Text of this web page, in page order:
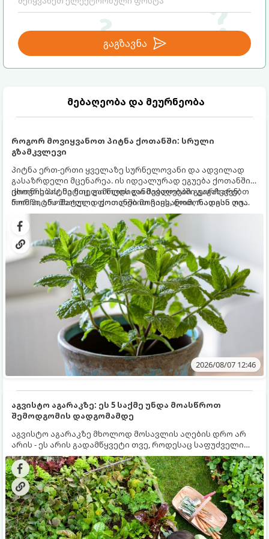
გაგზავნა
მებაღეობა და მეურნეობა
როგორ მოვიყვანოთ პიტნა ქოთანში: სრული
გზამკვლევი
პიტნა ერთ-ერთი ყველაზე სურნელოვანი და ადვილად
გასაზრდელი მცენარეა. ის იდეალურად ეგუება ქოთანში
ცხოვრებას, მეტიც, გამოცდილი მებაღეები გვირჩევენ,
რომ პიტნა მხოლოდ ქოთანში მოვიყვანოთ, რადგან ღია
გრუნტში (ბაღში) დარგვისას ის ფესვებით ძალიან
სწრაფად ვრცელდება და სხვა მცენარეებს ავიწროებს.
ქოთნის პიტნა მთელი წლის განმავლობაში გაგახარებთ
ნორჩი, არომატული ფოთლებით ჩაის, ლიმონათისა თუ
კერძებისთვის.
2026/08/07 12:46
აგვისტო აგარაკზე: ეს 5 საქმე უნდა მოასწროთ
შემოდგომის დადგომამდე
აგვისტო აგარაკზე მხოლოდ მოსავლის აღების დრო არ
არის - ეს არის გადამწყვეტი თვე, როდესაც საფუძველი
ეყრება მომავალი წლის მოსავალს და ბაღი მზადდება
შემოდგომა-ზამთრის სეზონისთვის. იმისათვის, რომ
ნიადაგმა ენერგია აღიდგინოს, ხოლო მცენარეებმა
ზამთარს გაუძლონ, აგვისტოს ბოლომდე 5
მნიშვნელოვანი საქმის გაკეთება უნდა მოასწროთ: